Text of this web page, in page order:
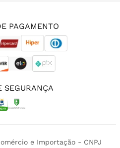
PAGAMENTO
SEGURANÇA
e Importação - CNPJ